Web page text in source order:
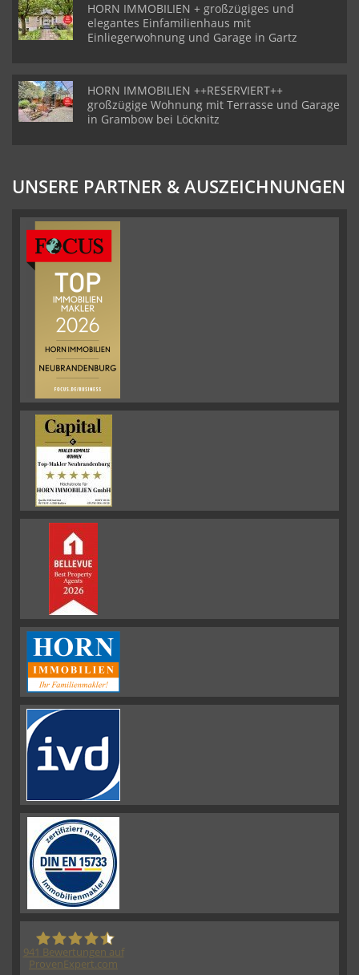
HORN IMMOBILIEN + großzügiges und
elegantes Einfamilienhaus mit
Einliegerwohnung und Garage in Gartz
HORN IMMOBILIEN ++RESERVIERT++
großzügige Wohnung mit Terrasse und Garage
in Grambow bei Löcknitz
UNSERE PARTNER & AUSZEICHNUNGEN
941 Bewertungen auf
ProvenExpert.com